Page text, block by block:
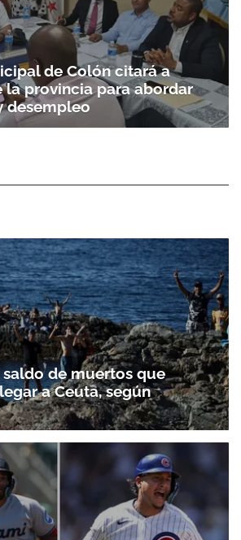
de Colón citará a
la provincia para abordar
desempleo
saldo de muertos que
a Ceuta, según